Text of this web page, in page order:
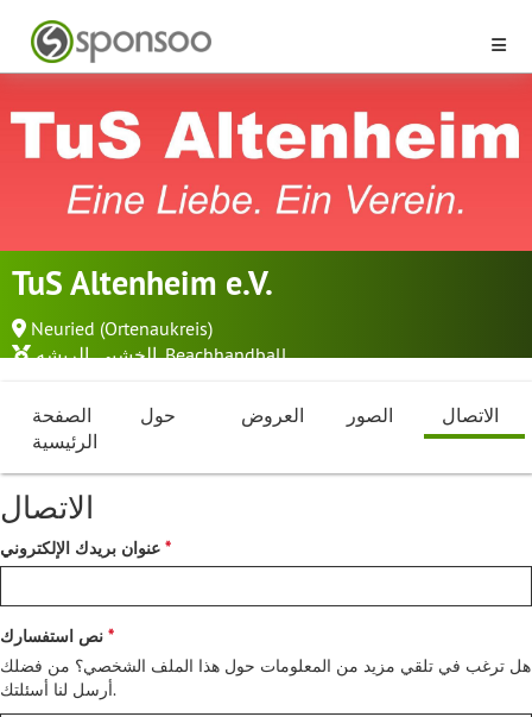
TuS Altenheim e.V.
Neuried (Ortenaukreis)
الخشبى,الريشه ,Beachhandball...
الصفحة
الرئيسية
حول العروض الصور الاتصال
الاتصال
عنوان بريدك الإلكتروني
نص استفسارك
هل ترغب في تلقي مزيد من المعلومات حول هذا الملف الشخصي؟ من فضلك
أرسل لنا أسئلتك.